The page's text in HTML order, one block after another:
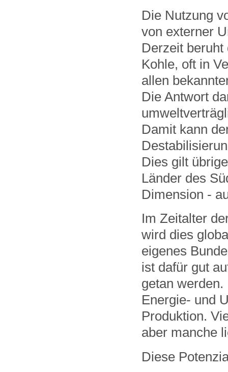
Die Nutzung
von externer
Derzeit
Kohle, oft in
allen
Die Antwort
Damit kann
Dies gilt
Länder des
Dimension -
Im Zeitalter
wird dies
eigenes
ist dafür gut
getan
Energie- und
Produktion.
aber manche
Diese